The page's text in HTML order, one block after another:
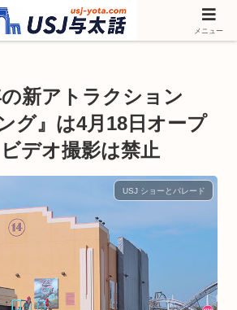
ト ニンテンドーワールド アトラクションなどユニ
歩いて情報収集しています
新アトラクション
グ』は4月18日オープ
デオ撮影は禁止
USJ ショーとパレード
メニュー